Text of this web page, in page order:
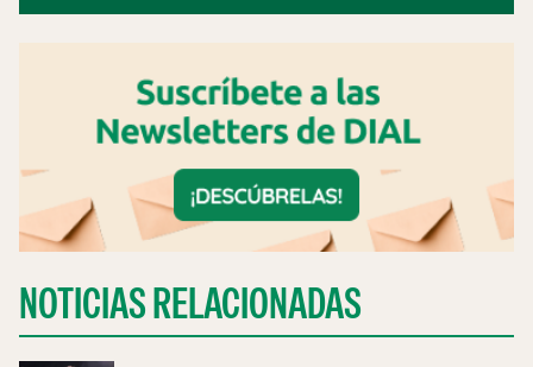
NOTICIAS RELACIONADAS